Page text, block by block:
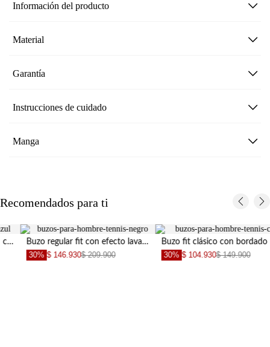
Información del producto
Material
Garantía
Instrucciones de cuidado
Manga
Recomendados para ti
Buzo regular fit con efecto lavado en algodón negro para hombre
$ 146.930$ 209.900
Buzo fit clásico con bordado minimal en algodón café para hombre
$ 104.930$ 149.900